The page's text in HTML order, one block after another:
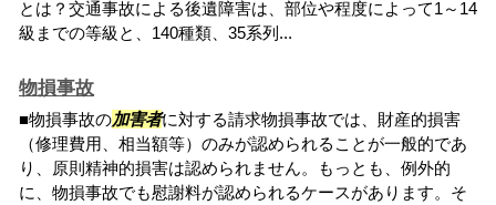
とは？交通事故による後遺障害は、部位や程度によって1～14
級までの等級と、140種類、35系列...
物損事故
■物損事故の加害者に対する請求物損事故では、財産的損害
（修理費用、相当額等）のみが認められることが一般的であ
り、原則精神的損害は認められません。もっとも、例外的
に、物損事故でも慰謝料が認められるケースがあります。そ